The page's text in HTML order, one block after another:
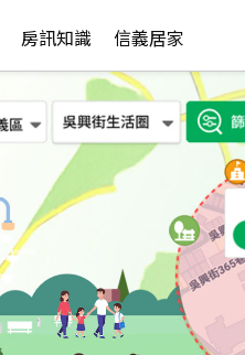
房訊知識 信義居家